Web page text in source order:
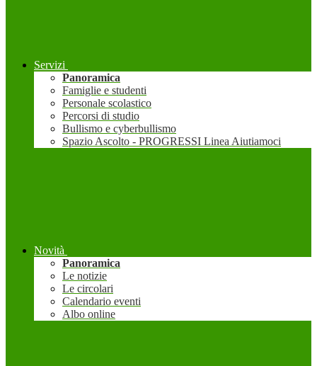
Servizi
Panoramica
Famiglie e studenti
Personale scolastico
Percorsi di studio
Bullismo e cyberbullismo
Spazio Ascolto - PROGRESSI Linea Aiutiamoci
Novità
Panoramica
Le notizie
Le circolari
Calendario eventi
Albo online